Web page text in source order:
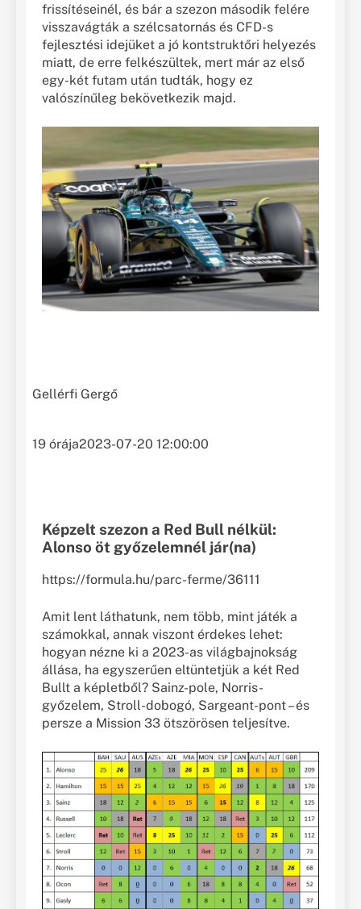
frissítéseinél, és bár a szezon második felére
visszavágták a szélcsatornás és CFD-s
fejlesztési idejüket a jó kontstruktőri helyezés
miatt, de erre felkészültek, mert már az első
egy-két futam után tudták, hogy ez
valószínűleg bekövetkezik majd.
Gellérfi Gergő
19 órája2023-07-20 12:00:00
Képzelt szezon a Red Bull nélkül:
Alonso öt győzelemnél jár(na)
https://formula.hu/parc-ferme/36111
Amit lent láthatunk, nem több, mint játék a
számokkal, annak viszont érdekes lehet:
hogyan nézne ki a 2023-as világbajnokság
állása, ha egyszerűen eltüntetjük a két Red
Bullt a képletből? Sainz-pole, Norris-
győzelem, Stroll-dobogó, Sargeant-pont – és
persze a Mission 33 ötszörösen teljesítve.